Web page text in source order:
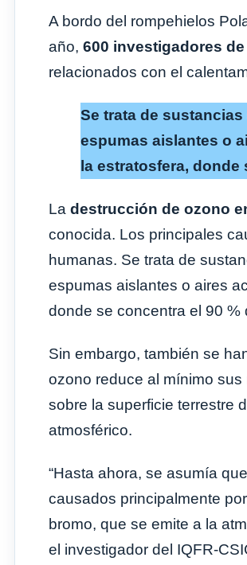
A bordo del rompehielos
año, 600 investigadores
relacionados con el
Se trata de
espumas aislantes o
la estratosfera, donde
La destrucción de ozono
conocida. Los principales
humanas. Se trata de
espumas aislantes o aires
donde se concentra el 90
Sin embargo, también se
ozono reduce al mínimo
sobre la superficie terrestre
atmosférico.
“Hasta ahora, se asumía
causados principalmente
bromo, que se emite a la
el investigador del IQFR-